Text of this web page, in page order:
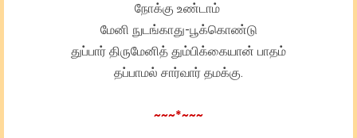
நோக்கு உண்டாம்
மேனி நுடங்காது-பூக்கொண்டு
துப்பார் திருமேனித் தும்பிக்கையான் பாதம்
தப்பாமல் சார்வார் தமக்கு.
~~~*~~~